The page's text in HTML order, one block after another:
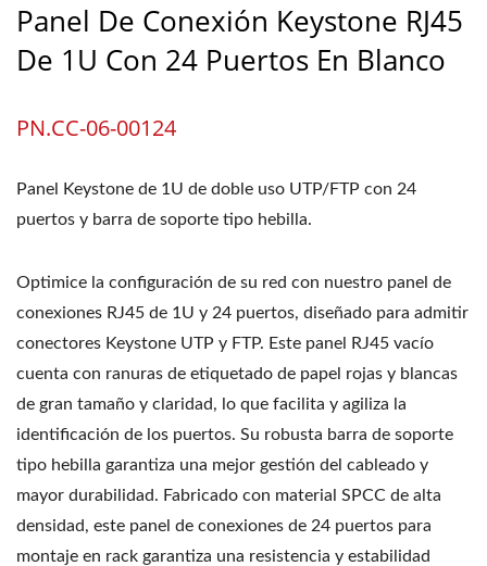
Panel De Conexión Keystone RJ45
De 1U Con 24 Puertos En Blanco
PN.CC-06-00124
Panel Keystone de 1U de doble uso UTP/FTP con 24
puertos y barra de soporte tipo hebilla.
Optimice la configuración de su red con nuestro panel de
conexiones RJ45 de 1U y 24 puertos, diseñado para admitir
conectores Keystone UTP y FTP. Este panel RJ45 vacío
cuenta con ranuras de etiquetado de papel rojas y blancas
de gran tamaño y claridad, lo que facilita y agiliza la
identificación de los puertos. Su robusta barra de soporte
tipo hebilla garantiza una mejor gestión del cableado y
mayor durabilidad. Fabricado con material SPCC de alta
densidad, este panel de conexiones de 24 puertos para
montaje en rack garantiza una resistencia y estabilidad